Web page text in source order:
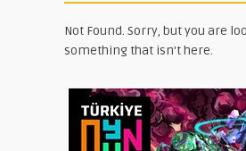
Not Found. Sorry, but you are
something that isn't here.